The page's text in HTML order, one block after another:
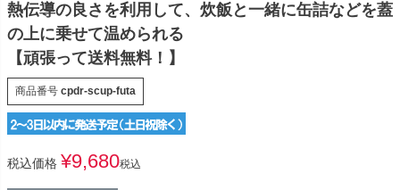
熱伝導の良さを利用して、炊飯と一緒に缶詰などを蓋
の上に乗せて温められる
【頑張って送料無料！】
商品番号 cpdr-scup-futa
税込価格 ¥9,680税込